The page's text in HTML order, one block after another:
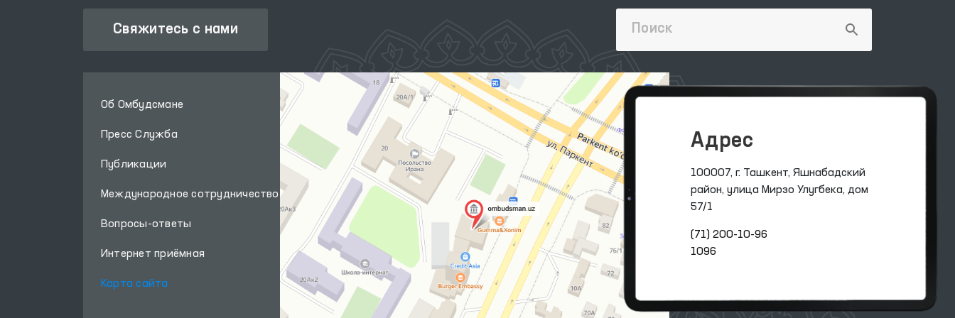
Свяжитесь с нами
Об Омбудсмане
Пресс Служба
Публикации
Международное сотрудничество
Вопросы-ответы
Интернет приёмная
Карта сайта
Адрес
100007, г. Ташкент, Яшнабадский
район, улица Мирзо Улугбека, дом
57/1
(71) 200-10-96
1096